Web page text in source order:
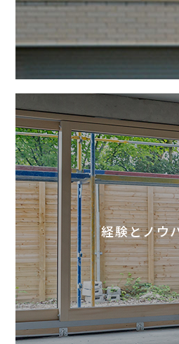
経験とノウ